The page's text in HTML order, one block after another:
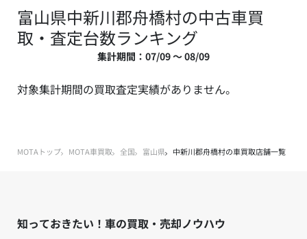
富山県中新川郡舟橋村の中古車買
取・査定台数ランキング
集計期間：07/09 ～ 08/09
対象集計期間の買取査定実績がありません。
MOTAトップ MOTA車買取 全国 富山県 中新川郡舟橋村の車買取店舗一覧
知っておきたい！車の買取・売却ノウハウ